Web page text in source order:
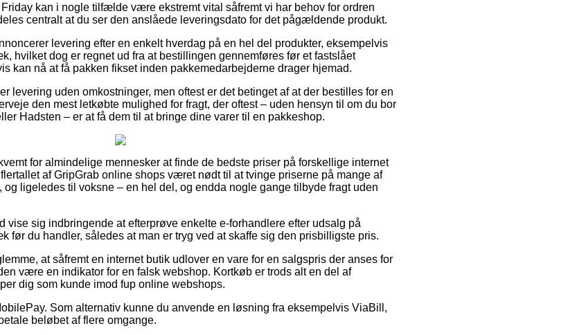
kan i nogle tilfælde være ekstremt vital såfremt vi har behov for ordren
centralt at du ser den anslåede leveringsdato for det pågældende produkt.
levering efter en enkelt hverdag på en hel del produkter, eksempelvis
hvilket dog er regnet ud fra at bestillingen gennemføres før et fastslået
kan nå at få pakken fikset inden pakkemedarbejderne drager hjemad.
levering uden omkostninger, men oftest er det betinget af at der bestilles for en
den mest letkøbte mulighed for fragt, der oftest – uden hensyn til om du bor
Hadsten – er at få dem til at bringe dine varer til en pakkeshop.
for almindelige mennesker at finde de bedste priser på forskellige internet
af GripGrab online shops været nødt til at tvinge priserne på mange af
og ligeledes til voksne – en hel del, og endda nogle gange tilbyde fragt uden
vise sig indbringende at efterprøve enkelte e-forhandlere efter udsalg på
før du handler, således at man er tryg ved at skaffe sig den prisbilligste pris.
at såfremt en internet butik udlover en vare for en salgspris der anses for
være en indikator for en falsk webshop. Kortkøb er trods alt en del af
dig som kunde imod fup online webshops.
Som alternativ kunne du anvende en løsning fra eksempelvis ViaBill,
beløbet af flere omgange.